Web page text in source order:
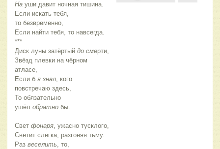
На уши давит ночная тишина.
Если искать тебя,
то безвременно,
Если найти тебя, то навсегда.
***
Диск луны затёртый до смерти,
Звёзд плевки на чёрном
атласе,
Если б я знал, кого
повстречаю здесь,
То обязательно
ушёл обратно бы.
Свет фонаря, ужасно тусклого,
Светит слегка, разгоняя тьму.
Раз веселить, то,